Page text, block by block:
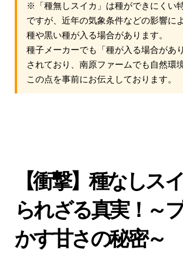
※「種無しスイカ」は種ができにくい
ですが、近年の気象条件などの影響に
種や黒い種が入る場合があります。
種子メーカーでも「種が入る場合があ
されており、南原ファームでも自然環
この点を事前にお伝えしております。
【衝撃】種なしス
られざる真実！～
かす甘さの秘密～